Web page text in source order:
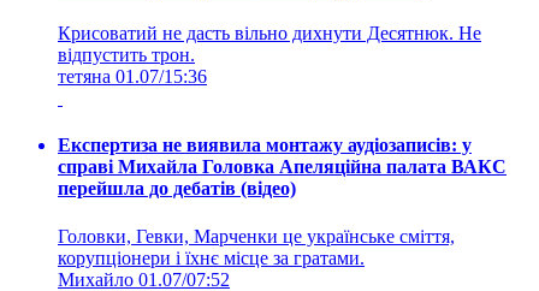
Крисоватий не дасть вільно дихнути Десятнюк. Не
відпустить трон.
тетяна 01.07/15:36
Експертиза не виявила монтажу аудіозаписів: у
справі Михайла Головка Апеляційна палата ВАКС
перейшла до дебатів (відео)
Головки, Гевки, Марченки це українське сміття,
корупціонери і їхнє місце за гратами.
Михайло 01.07/07:52